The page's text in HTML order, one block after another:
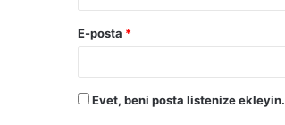
E-posta *
Evet, beni posta listenize ekleyin.